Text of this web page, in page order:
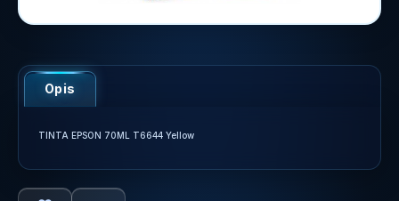
Opis
TINTA EPSON 70ML T6644 Yellow